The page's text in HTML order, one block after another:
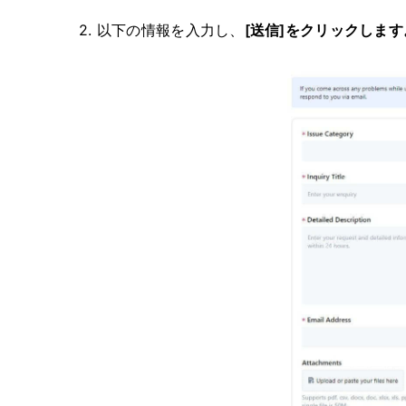
2. 以下の情報を入力し、 [送信]をクリックしま